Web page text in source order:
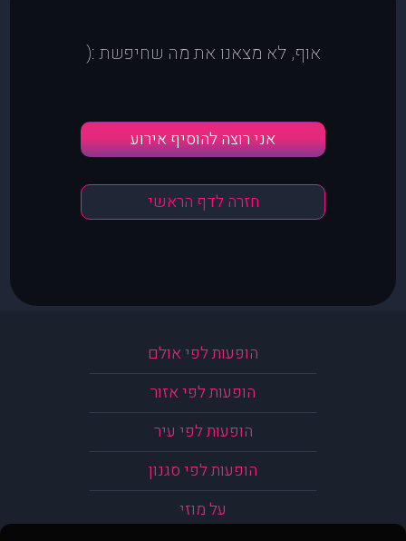
אוף, לא מצאנו את מה שחיפשת :(
אני רוצה להוסיף אירוע
חזרה לדף הראשי
הופעות לפי אולם
הופעות לפי אזור
הופעות לפי עיר
הופעות לפי סגנון
על מוזי